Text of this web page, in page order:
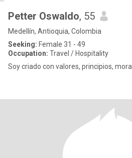
Petter Oswaldo, 55
Medellín, Antioquia, Colombia
Seeking: Female 31 - 49
Occupation: Travel / Hospitality
Soy criado con valores, principios, moral